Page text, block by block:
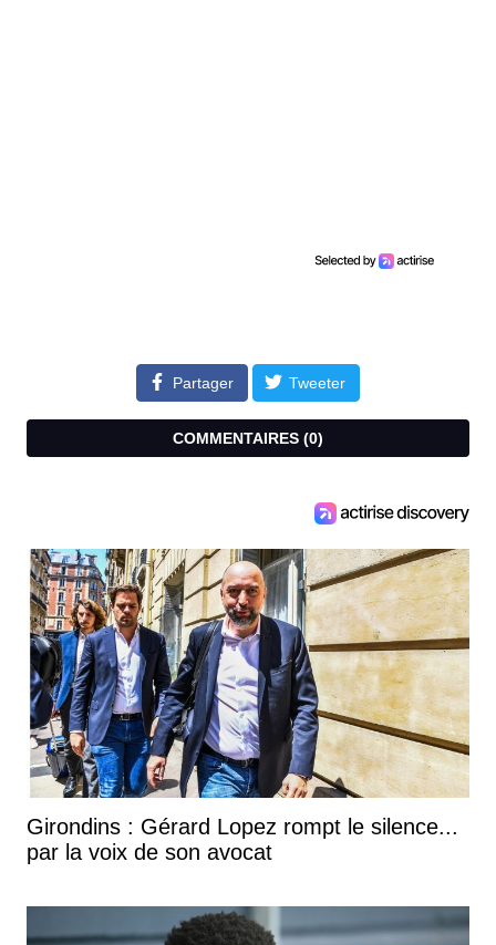
Partager Tweeter
COMMENTAIRES (0)
Girondins : Gérard Lopez rompt le silence...
par la voix de son avocat